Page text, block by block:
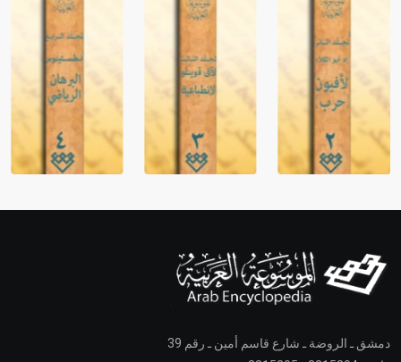
دمشق ـ الروضة ـ شارع قاسم أمين ـ رقم 39